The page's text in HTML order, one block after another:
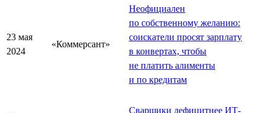
23 мая
2024
«Коммерсант»
Неофициален
по собственному желанию:
соискатели просят зарплату
в конвертах, чтобы
не платить алименты
и по кредитам
Сварщики дефицитнее ИТ-